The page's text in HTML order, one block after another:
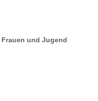
und Jugend